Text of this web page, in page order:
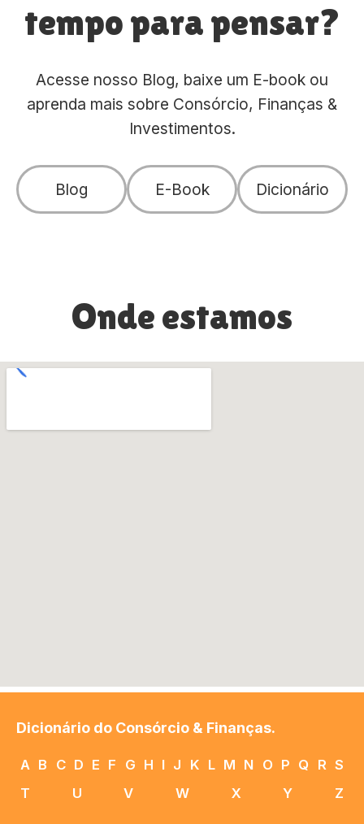
tempo para pensar?
Acesse nosso Blog, baixe um E-book ou
aprenda mais sobre Consórcio, Finanças &
Investimentos.
Blog E-Book Dicionário
Onde estamos
Dicionário do Consórcio & Finanças.
A B C D E F G H I J K L M N O P Q R S
T
U V W X Y Z